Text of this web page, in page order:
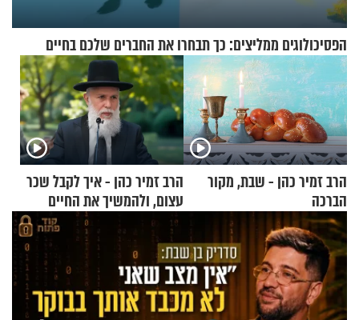
הפסיכולוגים ממליצים: כך תבחרו את החברים שלכם בחיים
הרב זמיר כהן - שבת, מקור
הברכה
הרב זמיר כהן - איך לקבל שכר
עצום, ולהמשיך את החיים
כרגיל?